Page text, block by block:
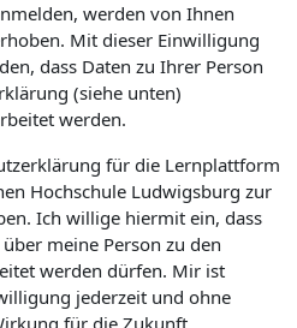
werden von Ihnen
Mit dieser Einwilligung
dass Daten zu Ihrer Person
(siehe unten)
werden.
für die Lernplattform
Hochschule Ludwigsburg zur
Ich willige hiermit ein, dass
meine Person zu den
werden dürfen. Mir ist
jederzeit und ohne
für die Zukunft